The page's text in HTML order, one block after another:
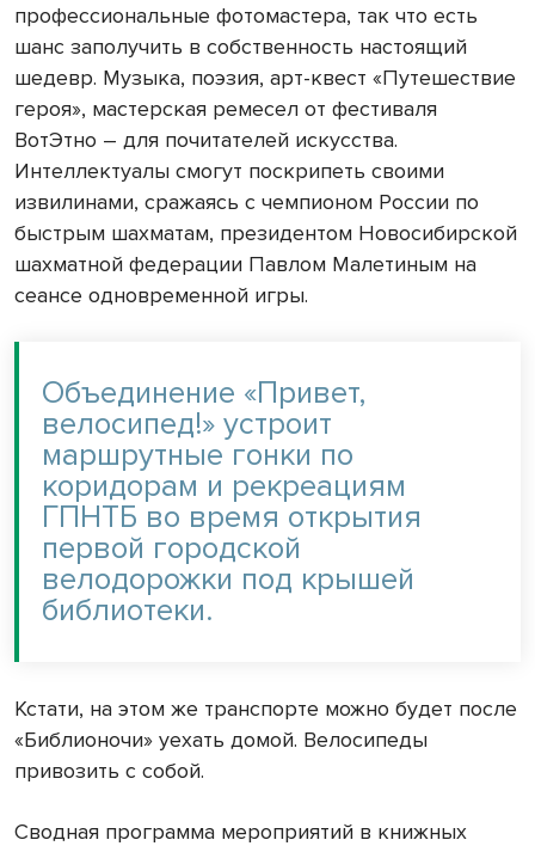
профессиональные фотомастера, так что есть
шанс заполучить в собственность настоящий
шедевр. Музыка, поэзия, арт-квест «Путешествие
героя», мастерская ремесел от фестиваля
ВотЭтно – для почитателей искусства.
Интеллектуалы смогут поскрипеть своими
извилинами, сражаясь с чемпионом России по
быстрым шахматам, президентом Новосибирской
шахматной федерации Павлом Малетиным на
сеансе одновременной игры.
Объединение «Привет,
велосипед!» устроит
маршрутные гонки по
коридорам и рекреациям
ГПНТБ во время открытия
первой городской
велодорожки под крышей
библиотеки.
Кстати, на этом же транспорте можно будет после
«Библионочи» уехать домой. Велосипеды
привозить с собой.
Сводная программа мероприятий в книжных